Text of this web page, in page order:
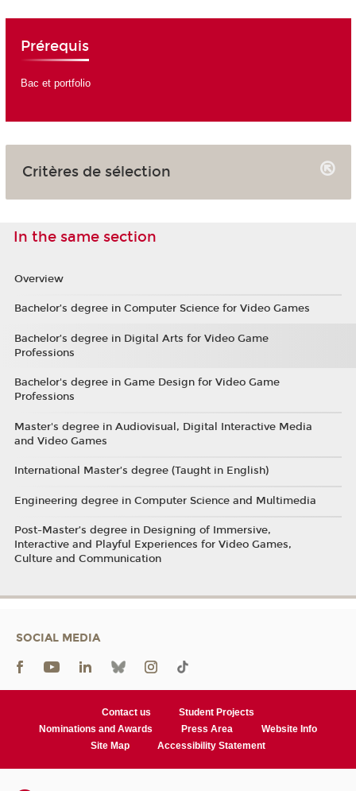
Prérequis
Bac et portfolio
Critères de sélection
In the same section
Overview
Bachelor’s degree in Computer Science for Video Games
Bachelor’s degree in Digital Arts for Video Game
Professions
Bachelor's degree in Game Design for Video Game
Professions
Master's degree in Audiovisual, Digital Interactive Media
and Video Games
International Master’s degree (Taught in English)
Engineering degree in Computer Science and Multimedia
Post-Master’s degree in Designing of Immersive,
Interactive and Playful Experiences for Video Games,
Culture and Communication
SOCIAL MEDIA
Contact us
Student Projects
Nominations and Awards
Press Area
Website Info
Site Map
Accessibility Statement